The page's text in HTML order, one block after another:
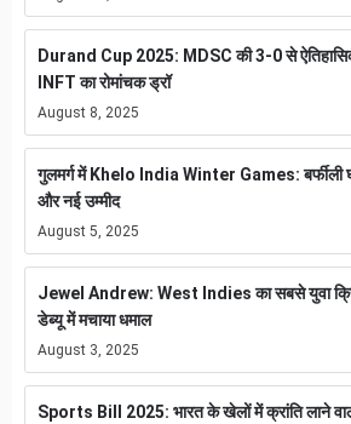
Durand Cup 2025: MDSC की 3-0 से
INFT का रोमांचक ड्रॉ
August 8, 2025
गुलमर्ग में Khelo India Winter Games: बर्फीली
और नई उम्मीद
August 5, 2025
Jewel Andrew: West Indies का सबसे युवा
डेब्यू में मचाया धमाल
August 3, 2025
Sports Bill 2025: भारत के खेलों में क्रांति लाने